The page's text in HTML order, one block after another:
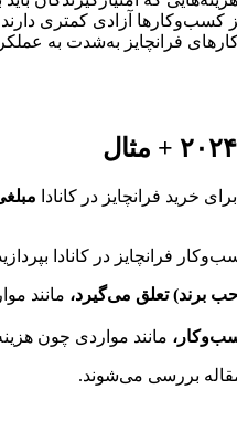
کسب‌وکارها آزادی کمتری
فرانچایز به‌شدت به عملکرد
خرید فرانچایز در کانادا مبلغی بین
فرانچایز در کانادا
برند) تعلق می‌گیرد، مانند
مانند مواردی چون
مقاله بررسی می‌شوند.